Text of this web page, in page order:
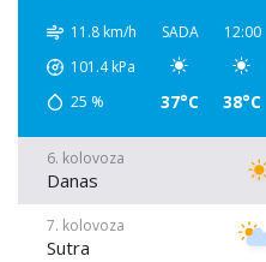
11.8 km/h
101.4kPa
25 %
SADA
37°C
12:00
38°C
6. kolovoza
Danas
7. kolovoza
Sutra